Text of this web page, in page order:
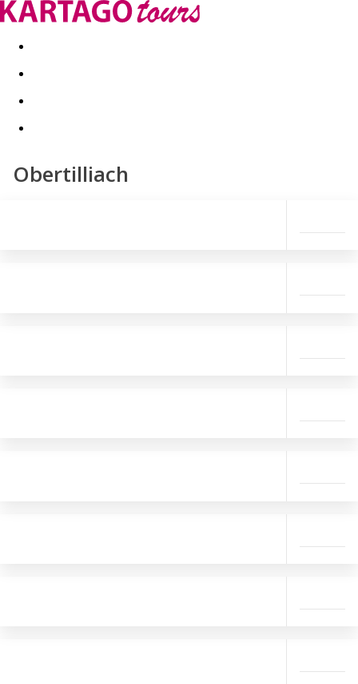
Last minute Dovolenkové kluby
Obertilliach